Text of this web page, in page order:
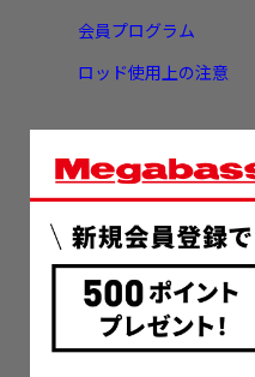
会員プログラム
ロッド使用上の注意